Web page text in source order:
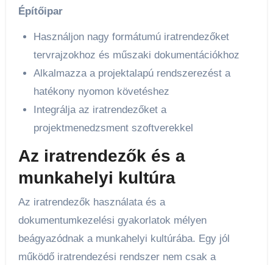
Építőipar
Használjon nagy formátumú iratrendezőket
tervrajzokhoz és műszaki dokumentációkhoz
Alkalmazza a projektalapú rendszerezést a
hatékony nyomon követéshez
Integrálja az iratrendezőket a
projektmenedzsment szoftverekkel
Az iratrendezők és a
munkahelyi kultúra
Az iratrendezők használata és a
dokumentumkezelési gyakorlatok mélyen
beágyazódnak a munkahelyi kultúrába. Egy jól
működő iratrendezési rendszer nem csak a